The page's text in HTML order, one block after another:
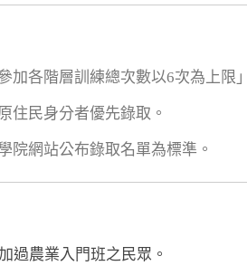
加各階層訓練總次數以6次為上限
住民身分者優先錄取。
院網站公布錄取名單為標準。
過農業入門班之民眾。